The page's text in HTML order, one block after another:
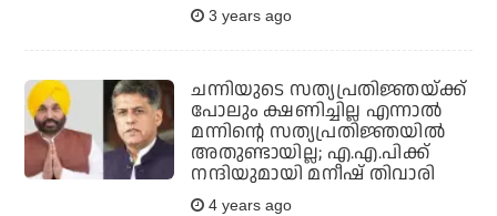
3 years ago
ചന്നിയുടെ സത്യപ്രതിജ്ഞയ്ക്ക്
പോലും ക്ഷണിച്ചില്ല എന്നാല്‍
മന്നിന്റെ സത്യപ്രതിജ്ഞയില്‍
അതുണ്ടായില്ല; എ.എ.പിക്ക്
നന്ദിയുമായി മനീഷ് തിവാരി
4 years ago